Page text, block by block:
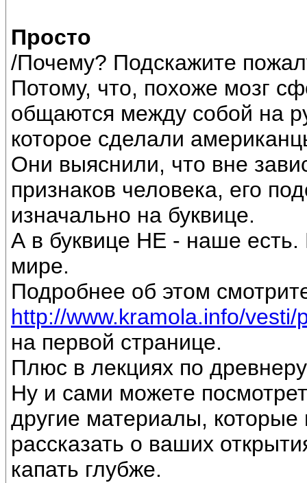
Просто
/Почему? Подскажите
Потому, что, похоже мозг
общаются между собой на
которое сделали
Они выяснили, что вне
признаков человека, его
изначально на буквице.
А в буквице НЕ - наше
мире.
Подробнее об этом
http://www.kramola.info/
на первой странице.
Плюс в лекциях по
Ну и сами можете
другие материалы,
рассказать о ваших
капать глубже.